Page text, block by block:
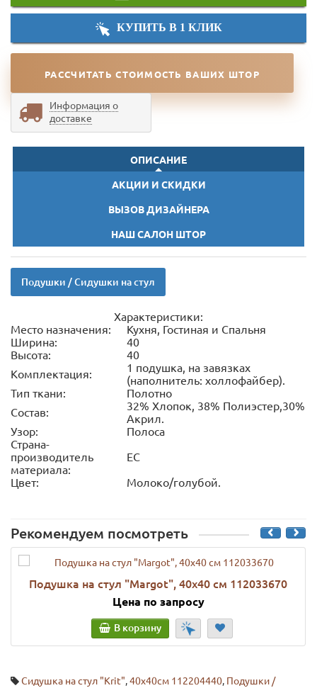
КУПИТЬ В 1 КЛИК
РАССЧИТАТЬ СТОИМОСТЬ ВАШИХ ШТОР
Информация о
доставке
ОПИСАНИЕ
АКЦИИ И СКИДКИ
ВЫЗОВ ДИЗАЙНЕРА
НАШ САЛОН ШТОР
Подушки / Сидушки на стул
Характеристики:
Место назначения:
Кухня, Гостиная и Спальня
Ширина:
40
Высота:
40
Комплектация:
1 подушка, на завязках
(наполнитель: холлофайбер).
Тип ткани:
Полотно
Состав:
32% Хлопок, 38% Полиэстер,30%
Акрил.
Узор:
Полоса
Страна-
производитель
материала:
ЕС
Цвет:
Молоко/голубой.
Рекомендуем посмотреть
Подушка на стул "Margot", 40х40 см 112033670
Цена по запросу
В корзину
Сидушка на стул "Krit",40х40см 112204440, Подушки /